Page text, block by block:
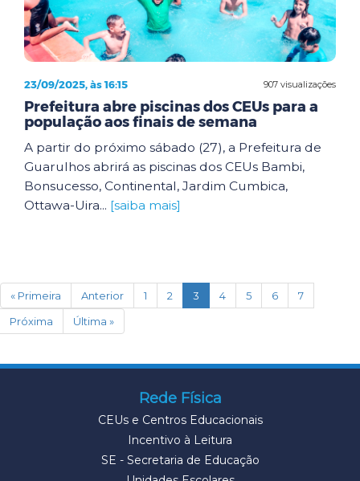
907 visualizações
23/09/2025, às 16:15
Prefeitura abre piscinas dos CEUs para a
população aos finais de semana
A partir do próximo sábado (27), a Prefeitura de
Guarulhos abrirá as piscinas dos CEUs Bambi,
Bonsucesso, Continental, Jardim Cumbica,
Ottawa-Uira... [saiba mais]
« Primeira Anterior 1 2 3 (current)
4 5 6
7
Próxima
Última »
Rede Física
CEUs e Centros Educacionais
Incentivo à Leitura
SE - Secretaria de Educação